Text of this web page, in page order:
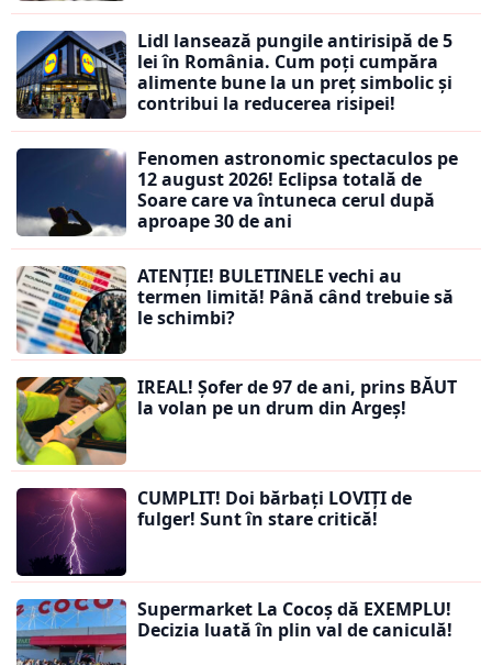
Lidl lansează pungile antirisipă de 5
lei în România. Cum poți cumpăra
alimente bune la un preț simbolic și
contribui la reducerea risipei!
Fenomen astronomic spectaculos pe
12 august 2026! Eclipsa totală de
Soare care va întuneca cerul după
aproape 30 de ani
ATENȚIE! BULETINELE vechi au
termen limită! Până când trebuie să
le schimbi?
IREAL! Șofer de 97 de ani, prins BĂUT
la volan pe un drum din Argeș!
CUMPLIT! Doi bărbați LOVIȚI de
fulger! Sunt în stare critică!
Supermarket La Cocoș dă EXEMPLU!
Decizia luată în plin val de caniculă!